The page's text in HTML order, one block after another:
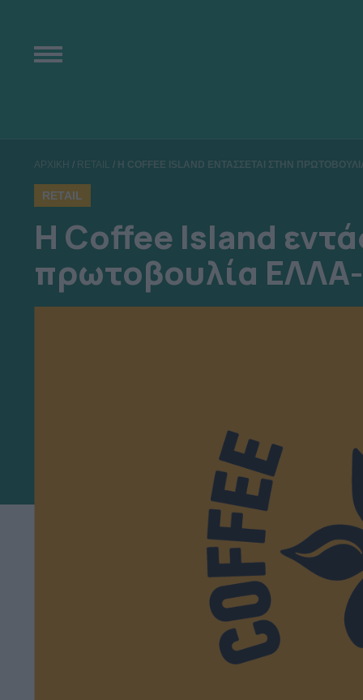
ΑΡΧΙΚΗ / RETAIL / Η COFFEE ISLAND ΕΝΤΑΣΣΕΤΑΙ ΣΤΗΝ
RETAIL
Η Coffee Island
πρωτοβουλία